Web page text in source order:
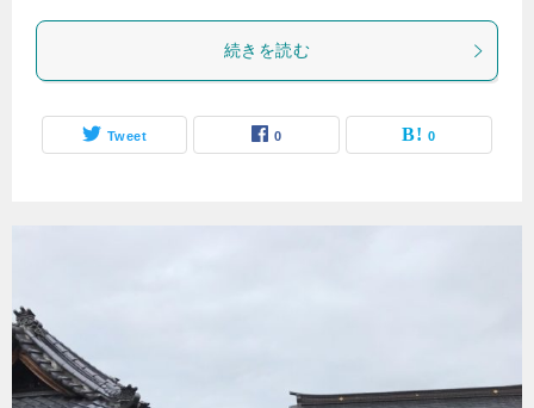
続きを読む
Tweet 0 0